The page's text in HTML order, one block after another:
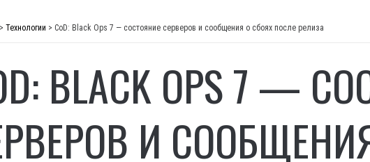
> Технологии > CoD: Black Ops 7 — состояние серверов и сообщения о сбоях после релиза
BLACK OPS 7 —
И